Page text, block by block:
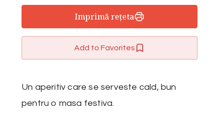
Imprimă rețeta
Add to Favorites
Un aperitiv care se serveste cald, bun
pentru o masa festiva.